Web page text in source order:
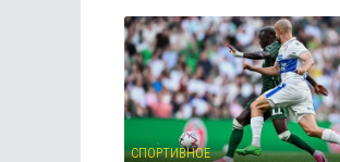
СПОРТИВНОЕ